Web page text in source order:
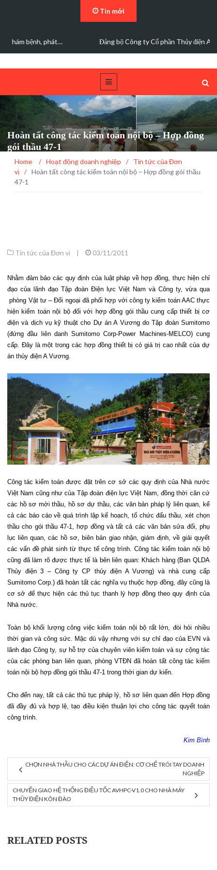
Tin mới
Đảng bộ Công ty Cổ phần Thủy điện A Vương sơ kết…
Hoàn tất công tác kiểm toán nội bộ – Hợp đồng
gói thầu 47-1
Home / Hoạt động doanh nghiệp /
Tin tức của Đơn
vị / Hoàn tất công tác kiểm toán nội bộ – Hợp đồng gói thầu
47-1
Tin tức của Đơn vị | 03/11/2011
Nhằm đảm bảo các quy định của luật pháp về hợp đồng, thực hiện chỉ
đạo của lãnh đạo Tập đoàn Điện lực Việt Nam và Công ty, vừa qua
phòng Vật tư – Đối ngoại đã phối hợp với công ty kiểm toán AAC thực
hiện kiểm toán nội bộ đối với hợp đồng gói thầu cung cấp thiết bị cơ
điện và dịch vụ kỹ thuật cho Dự án A Vương do Tập đoàn Sumitomo
(đứng đầu liên danh Sumitomo Corp-Power Machines-MELCO) cung
cấp. Đây là một trong các hợp đồng thiết bị có giá trị cao nhất của dự
án thủy điện A Vương.
Công tác kiểm toán được đặt trên cơ sở các quy định của Nhà nước
Việt Nam cũng như của Tập đoàn điện lực Việt Nam, đồng thời căn cứ
các hồ sơ mời thầu, hồ sơ dự thầu, các văn bản pháp lý liên quan, kể
cả các báo cáo về quá trình lập kế hoạch, tổ chức đấu thầu, xét chọn
thầu cho gói thầu 47-1, hợp đồng và tất cả các văn bản sửa đổi, phụ
lục liên quan, các hồ sơ, biên bản giao nhận, giám định, về giải quyết
các vấn đề phát sinh từ thực tế công trình. Công tác kiểm toán nội bộ
cũng đã làm rõ được thực tế là bên liên quan: Khách hàng (Ban QLDA
Thủy điện 3 – Công ty CP thủy điện A Vương) và nhà cung cấp
Sumitomo Corp.) đã hoàn tất các nghĩa vụ thuộc hợp đồng, đây cũng là
cơ sở để thực hiện các thủ tục thanh lý hợp đồng theo quy định của
Nhà nước.
Toàn bộ khối lượng công việc kiểm toán nội bộ rất lớn, đòi hỏi nhiều
thời gian và công sức. Mặc dù vậy nhưng với sự chỉ đạo của EVN và
lãnh đạo Công ty, sự hỗ trợ của chuyên viên kiểm toán và sự cộng tác
của các phòng ban liên quan, phòng VTĐN đã hoàn tất công tác kiểm
toán nội bộ hợp đồng gói thầu 47-1 trong thời gian dự kiến.
Cho đến nay, tất cả các thủ tục pháp lý, hồ sơ liên quan đến Hợp đồng
đã đầy đủ và hợp lệ, tạo điều kiện thuận lợi cho công tác quyết toán
công trình.
Kim Bình
CHỌN NHÀ THẦU CHO CÁC DỰ ÁN ĐIỆN: CƠ CHẾ TRÓI TAY DOANH
NGHIỆP
CHUYỂN GIAO HỆ THỐNG ĐIỀU TỐC AVHPC-V1.0 CHO NHÀ MÁY
THỦY ĐIỆN KÔN ĐÀO
RELATED POSTS